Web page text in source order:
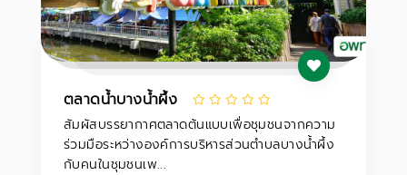
ตลาดน้ำบางน้ำผึ้ง
สัมผัสบรรยากาศตลาดต้นแบบเพื่อชุมชนจากความ
ร่วมมือระหว่างองค์การบริหารส่วนตำบลบางน้ำผึ้ง
กับคนในชุมชนเพ...